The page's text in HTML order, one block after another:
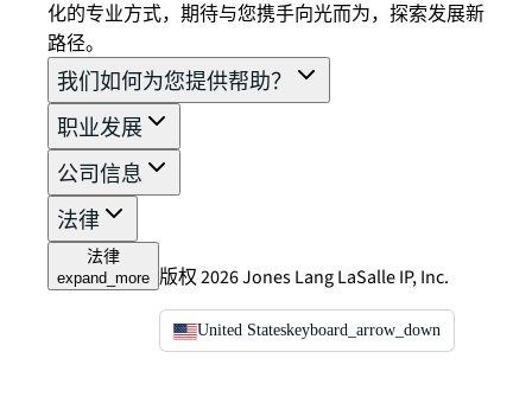
化的专业方式，期待与您携手向光而为，探索发展新
路径。
我们如何为您提供帮助？
职业发展
公司信息
法律
法律
expand_more 版权 2026 Jones Lang LaSalle IP, Inc.
United Stateskeyboard_arrow_down